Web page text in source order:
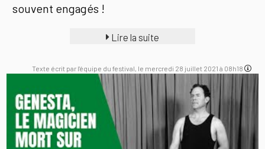
souvent engagés !
Lire la suite
Texte écrit par l'équipe du festival, le mercredi 28 juillet 2021 à 08h18